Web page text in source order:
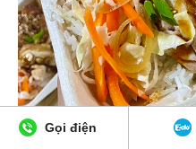
Gọi điện